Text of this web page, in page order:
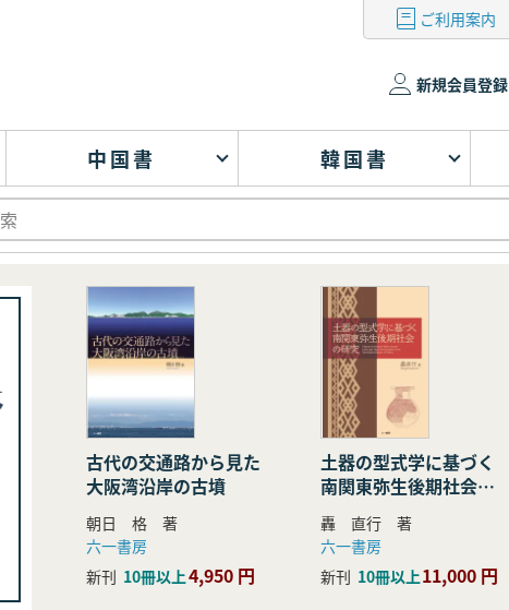
ご利用案内
新規会員登録
中国書 韓国書
古代の交通路から見た
大阪湾沿岸の古墳
朝日 格 著
六一書房
新刊 10冊以上4,950 円
土器の型式学に基づく
南関東弥生後期社会の
研究
轟 直行 著
六一書房
新刊 10冊以上11,000 円